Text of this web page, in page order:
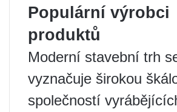
Populární výrobci
produktů
Moderní stavební trh
vyznačuje širokou
společností